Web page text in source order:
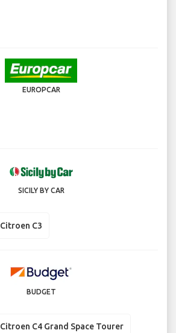
EUROPCAR
SICILY BY CAR
Citroen C3
BUDGET
Citroen C4 Grand Space Tourer